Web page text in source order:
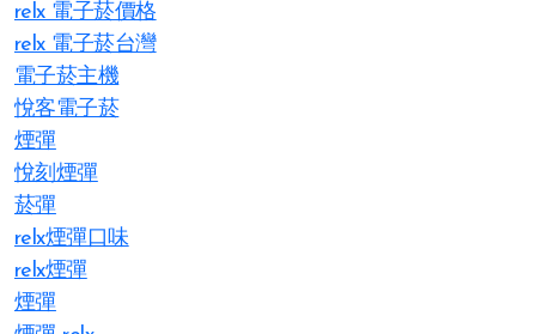
relx 電子菸價格
relx 電子菸台灣
電子菸主機
悅客電子菸
煙彈
悅刻煙彈
菸彈
relx煙彈口味
relx煙彈
煙彈